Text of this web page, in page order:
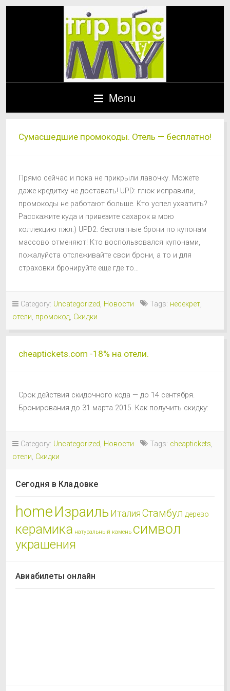
Menu
Сумасшедшие промокоды. Отель — бесплатно!
Прямо сейчас и пока не прикрыли лавочку. Можете
даже кредитку не доставать! UPD: глюк исправили,
промокоды не работают больше. Кто успел ухватить?
Расскажите куда и привезите сахарок в мою
коллекцию пжл:) UPD2: бесплатные брони по купонам
массово отменяют! Кто воспользовался купонами,
пожалуйста отслеживайте свои брони, а то и для
страховки бронируйте еще где то…
Category: Uncategorized, Новости Tags: несекрет,
отели, промокод, Скидки
cheaptickets.com -18% на отели.
Срок действия скидочного кода — до 14 сентября.
Бронирования до 31 марта 2015. Как получить скидку:
Category: Uncategorized, Новости Tags: cheaptickets,
отели, Скидки
Сегодня в Кладовке
homeИзраиль Италия Стамбул дерево
керамика натуральный камень символ
украшения
Авиабилеты онлайн